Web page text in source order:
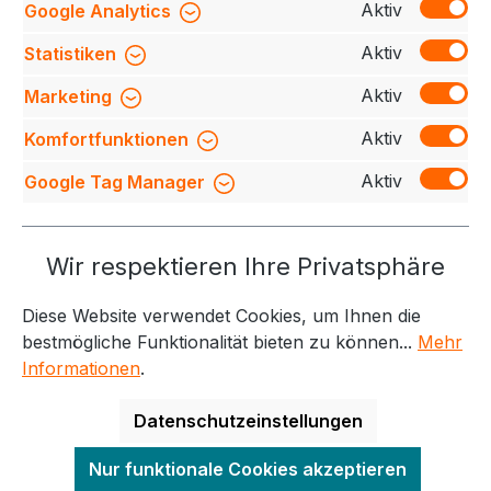
Knopfleiste. Das Nackenband und die Rippstrick…
Mehr
Bewertungen
Service-Hotline
Weitere Themen
Informationen Kontakt
Alle Preise exkl. gesetzl. Mehrwertsteuer zzgl.
Versandkostenund ggf. Nachnahmegebühren, wenn
Google Analytics
Aktiv
Statistiken
Aktiv
Marketing
Aktiv
Komfortfunktionen
Aktiv
Google Tag Manager
Aktiv
Wir respektieren Ihre Privatsphäre
Diese Website verwendet Cookies, um Ihnen die
bestmögliche Funktionalität bieten zu können... Mehr
Informationen.
Datenschutzeinstellungen
Nur funktionale Cookies akzeptieren